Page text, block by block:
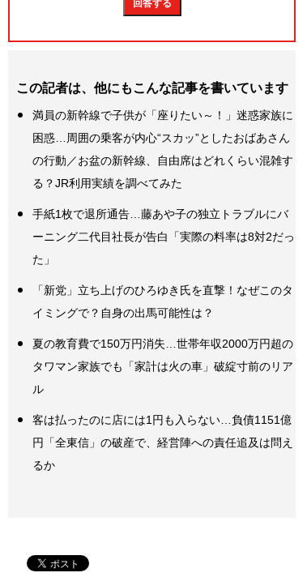
この記者は、他にもこんな記事を書いています
満員の新幹線で子供が「座りたい～！」迷惑家族に
困惑…周囲の乗客が内心“スカッ”としたおばあさん
の行動／お盆の新幹線、自由席はどれくらい混雑す
る？JR利用実績を調べてみた
手紙1枚で退所通告…藤あや子の独立トラブルにバ
ーニング二代目社長が告白「実際の料率は8対2だっ
た」
「新党」立ち上げのひろゆき氏を直撃！なぜこのタ
イミングで？自身の出馬可能性は？
夏の教育費で150万円消失…世帯年収2000万円超の
タワマン家族でも「家計は火の車」破綻寸前のリア
ル
客は払ったのに店には1円も入らない…負債1151億
円「全東信」の破産で、経営陣への責任追及は問え
るか